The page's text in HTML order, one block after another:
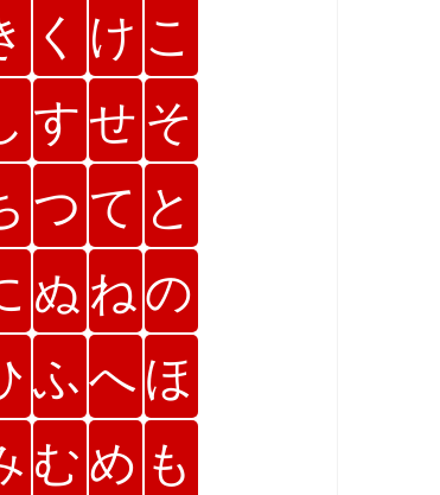
く け こ
すせ そ
つ て と
ぬ ねの
ふへほ
むめ も